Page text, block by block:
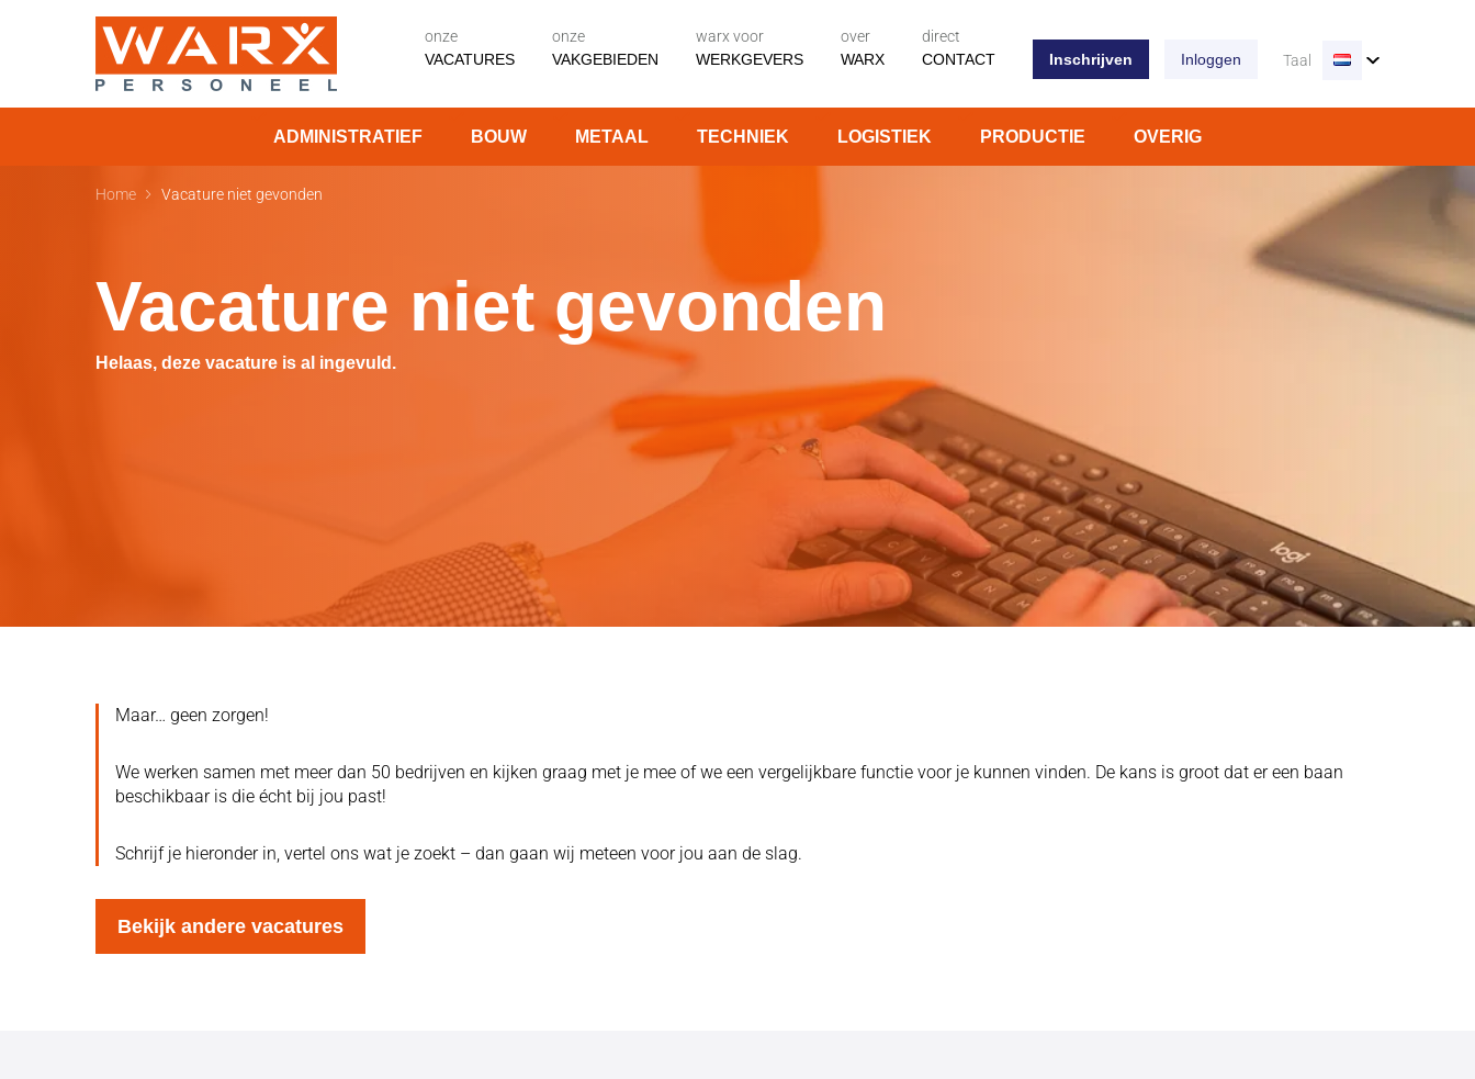
onze
VACATURES
onze
VAKGEBIEDEN
warx voor
WERKGEVERS
over
WARX
direct
CONTACT
Inschrijven Inloggen Taal
ADMINISTRATIEF BOUW METAAL TECHNIEK LOGISTIEK PRODUCTIE OVERIG
Home Vacature niet gevonden
Vacature niet gevonden
Helaas, deze vacature is al ingevuld.
Maar… geen zorgen!
We werken samen met meer dan 50 bedrijven en kijken graag met je mee of we een vergelijkbare functie voor je kunnen vinden. De kans is groot dat er een baan
beschikbaar is die écht bij jou past!
Schrijf je hieronder in, vertel ons wat je zoekt – dan gaan wij meteen voor jou aan de slag.
Bekijk andere vacatures